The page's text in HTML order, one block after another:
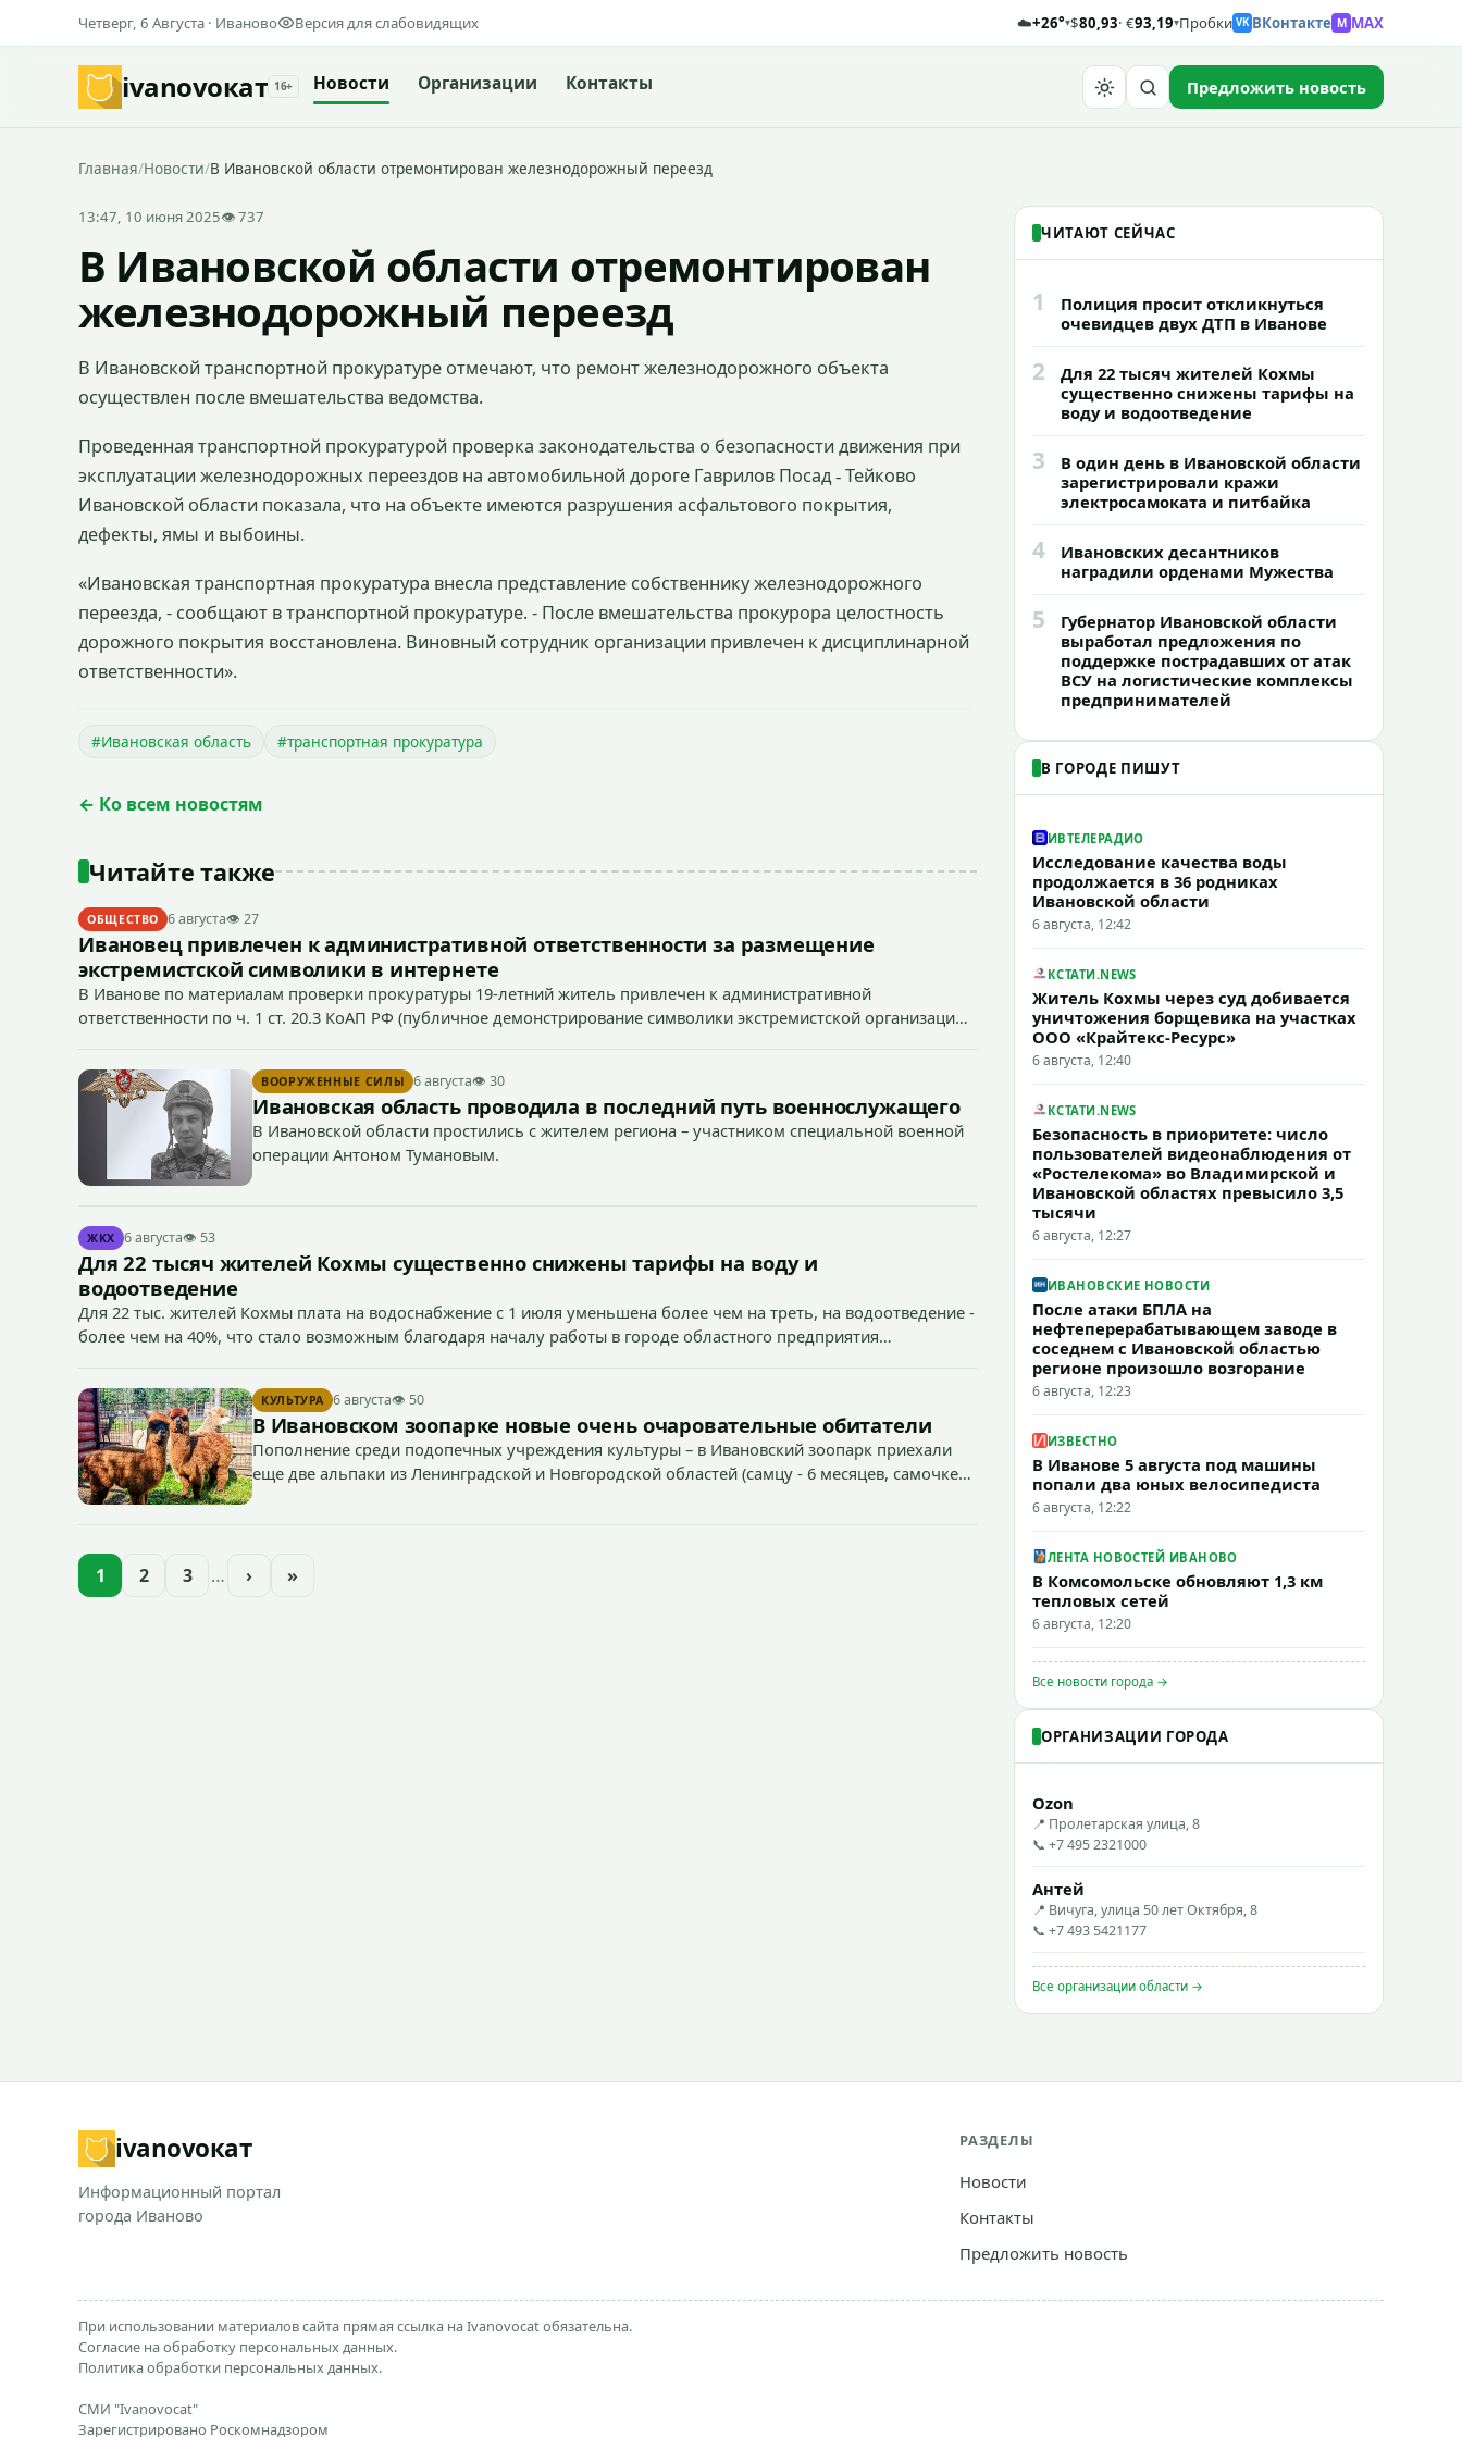
Четверг, 6 Августа · Иваново Версия для слабовидящих ☁️+26°▾$80,93· €93,19▾Пробки VK ВКонтакте M MAX
ivanovoкат 16+ Новости Организации Контакты Предложить новость
Главная/Новости/В Ивановской области отремонтирован железнодорожный переезд
13:47, 10 июня 2025👁 737
В Ивановской области отремонтирован
железнодорожный переезд
В Ивановской транспортной прокуратуре отмечают, что ремонт железнодорожного объекта
осуществлен после вмешательства ведомства.
Проведенная транспортной прокуратурой проверка законодательства о безопасности движения при
эксплуатации железнодорожных переездов на автомобильной дороге Гаврилов Посад‑ Тейково
Ивановской области показала, что на объекте имеются разрушения асфальтового покрытия,
дефекты, ямы и выбоины.
«Ивановская транспортная прокуратура внесла представление собственнику железнодорожного
переезда, - сообщают в транспортной прокуратуре. - После вмешательства прокурора целостность
дорожного покрытия восстановлена. Виновный сотрудник организации привлечен к дисциплинарной
ответственности».
#Ивановская область #транспортная прокуратура
← Ко всем новостям
Читайте также
ОБЩЕСТВО 6 августа👁 27
Ивановец привлечен к административной ответственности за размещение
экстремистской символики в интернете
В Иванове по материалам проверки прокуратуры 19-летний житель привлечен к административной
ответственности по ч. 1 ст. 20.3 КоАП РФ (публичное демонстрирование символики экстремистской организации,
символики в сети Интернет.
ВООРУЖЕННЫЕ СИЛЫ 6 августа👁 30
Ивановская область проводила в последний путь военнослужащего
В Ивановской области простились с жителем региона – участником специальной военной
операции Антоном Тумановым.
ЖКХ 6 августа👁 53
Для 22 тысяч жителей Кохмы существенно снижены тарифы на воду и
водоотведение
Для 22 тыс. жителей Кохмы плата на водоснабжение с 1 июля уменьшена более чем на треть, на водоотведение -
более чем на 40%, что стало возможным благодаря началу работы в городе областного предприятия
КУЛЬТУРА 6 августа👁 50
В Ивановском зоопарке новые очень очаровательные обитатели
Пополнение среди подопечных учреждения культуры – в Ивановский зоопарк приехали
еще две альпаки из Ленинградской и Новгородской областей (самцу - 6 месяцев, самочке
1 2 3 … › »
ЧИТАЮТ СЕЙЧАС
1
Полиция просит откликнуться
очевидцев двух ДТП в Иванове
2
Для 22 тысяч жителей Кохмы
существенно снижены тарифы на
воду и водоотведение
3
В один день в Ивановской области
зарегистрировали кражи
электросамоката и питбайка
4
Ивановских десантников
наградили орденами Мужества
5
Губернатор Ивановской области
выработал предложения по
поддержке пострадавших от атак
ВСУ на логистические комплексы
предпринимателей
В ГОРОДЕ ПИШУТ
ИВТЕЛЕРАДИО
Исследование качества воды
продолжается в 36 родниках
Ивановской области
6 августа, 12:42
КСТАТИ.NEWS
Житель Кохмы через суд добивается
уничтожения борщевика на участках
ООО «Крайтекс-Ресурс»
6 августа, 12:40
КСТАТИ.NEWS
Безопасность в приоритете: число
пользователей видеонаблюдения от
«Ростелекома» во Владимирской и
Ивановской областях превысило 3,5
тысячи
6 августа, 12:27
ИВАНОВСКИЕ НОВОСТИ
После атаки БПЛА на
нефтеперерабатывающем заводе в
соседнем с Ивановской областью
регионе произошло возгорание
6 августа, 12:23
ИЗВЕСТНО
В Иванове 5 августа под машины
попали два юных велосипедиста
6 августа, 12:22
ЛЕНТА НОВОСТЕЙ ИВАНОВО
В Комсомольске обновляют 1,3 км
тепловых сетей
6 августа, 12:20
Все новости города →
ОРГАНИЗАЦИИ ГОРОДА
Ozon
📍 Пролетарская улица, 8
📞 +7 495 2321000
Антей
📍 Вичуга, улица 50 лет Октября, 8
📞 +7 493 5421177
Все организации области →
ivanovoкат
Информационный портал
города Иваново
РАЗДЕЛЫ
Новости
Контакты
Предложить новость
При использовании материалов сайта прямая ссылка на Ivanovocat обязательна.
Согласие на обработку персональных данных.
Политика обработки персональных данных.
СМИ "Ivanovocat"
Зарегистрировано Роскомнадзором